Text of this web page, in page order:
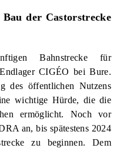
der Castorstrecke
Bahnstrecke für
CIGÉO bei Bure.
des öffentlichen Nutzens
wichtige Hürde, die die
ermöglicht. Noch vor
an, bis spätestens 2024
zu beginnen. Dem